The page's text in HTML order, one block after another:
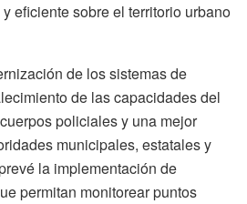
eficiente sobre el territorio urbano
de los sistemas de
de las capacidades del
policiales y una mejor
municipales, estatales y
la implementación de
permitan monitorear puntos